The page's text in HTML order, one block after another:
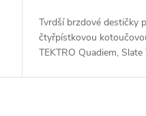
Tvrdší brzdové destičky
čtyřpístkovou
TEKTRO Quadiem, Slate